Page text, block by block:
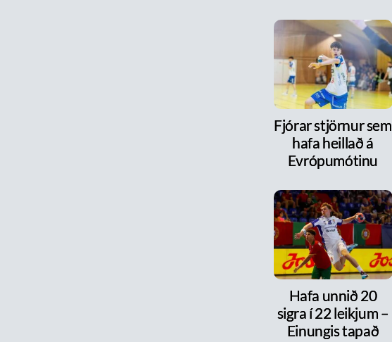
Fjórar stjörnur sem
hafa heillað á
Evrópumótinu
Hafa unnið 20
sigra í 22 leikjum –
Einungis tapað